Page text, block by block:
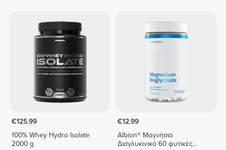
€125.99
100% Whey Hydro Isolate
2000 g
€12.99
Albion® Μαγνήσιο
Δισγλυκινικό 60 φυτικές